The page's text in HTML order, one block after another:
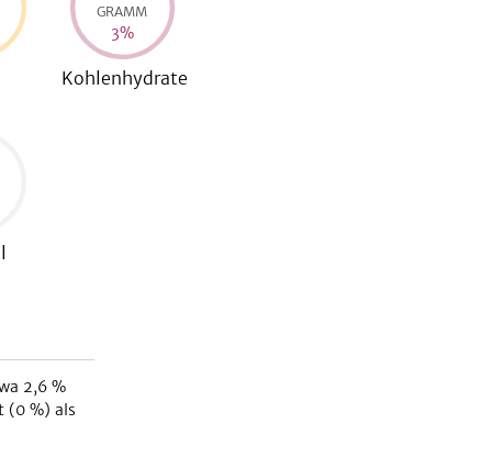
GRAMM
3%
Kohlenhydrate
2,6 %
(0%) als